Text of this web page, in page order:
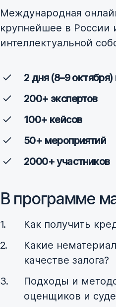
Международная
крупнейшее в
интеллектуальной
2 дня (8–9
200+ экспертов
100+ кейсов
50+ мероприятий
2000+ участников
В программе
Как получить
Какие
качестве залога?
Подходы и
оценщиков и